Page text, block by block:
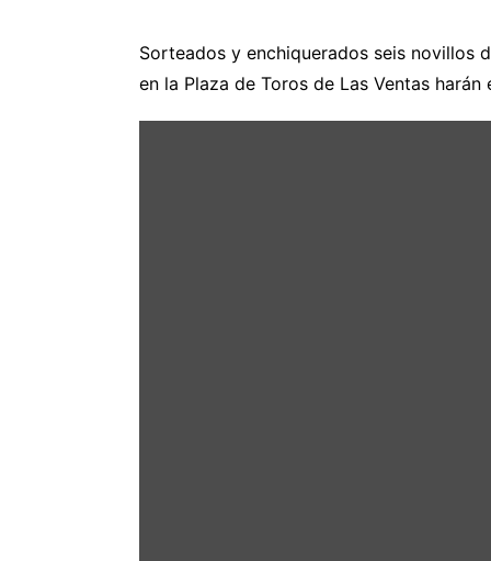
Sorteados y enchiquerados seis novillos
en la Plaza de Toros de Las Ventas harán